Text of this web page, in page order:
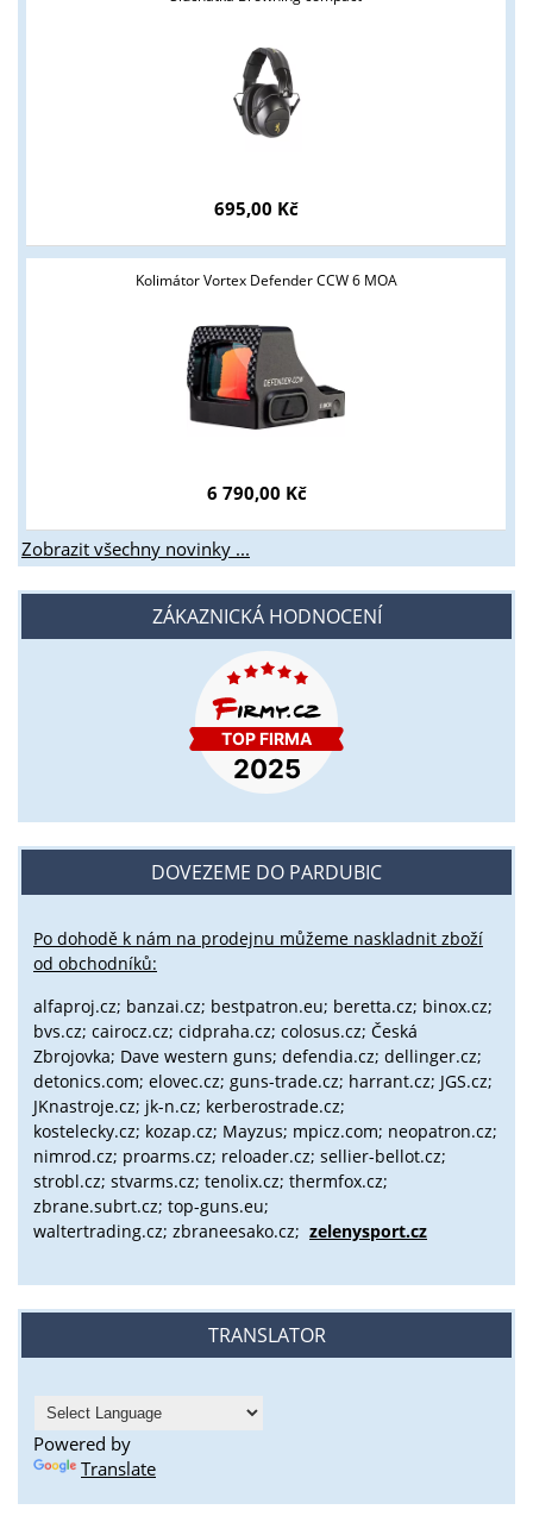
695,00 Kč
Kolimátor Vortex Defender CCW 6 MOA
6 790,00 Kč
Zobrazit všechny novinky ...
ZÁKAZNICKÁ HODNOCENÍ
DOVEZEME DO PARDUBIC
Po dohodě k nám na prodejnu můžeme naskladnit zboží
od obchodníků:
alfaproj.cz; banzai.cz; bestpatron.eu; beretta.cz; binox.cz;
bvs.cz; cairocz.cz; cidpraha.cz; colosus.cz; Česká
Zbrojovka; Dave western guns; defendia.cz; dellinger.cz;
detonics.com; elovec.cz; guns-trade.cz; harrant.cz; JGS.cz;
JKnastroje.cz; jk-n.cz; kerberostrade.cz;
kostelecky.cz; kozap.cz; Mayzus; mpicz.com; neopatron.cz;
nimrod.cz; proarms.cz; reloader.cz; sellier-bellot.cz;
strobl.cz; stvarms.cz; tenolix.cz; thermfox.cz;
zbrane.subrt.cz; top-guns.eu;
waltertrading.cz; zbraneesako.cz; zelenysport.cz
TRANSLATOR
Powered by
Translate
Tyto stránky jsou určeny pouze odborné veřejnosti od 18 let a
podnikatelům v oblasti zbraně a střelivo. Splňujete tyto
podmínky?
ANO NE